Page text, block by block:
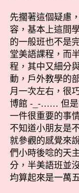
先擱著這個疑慮
容，基本上這間
的一般班也不是
堂美語課程，而
程，其中又細分
動，戶外教學的
月一次左右，很
博館 -_-…… 但是
一件很重要的事
不知道小朋友是
就參觀的感覺來
們小時後唸的天
分，半美語班並
均算起來是一萬